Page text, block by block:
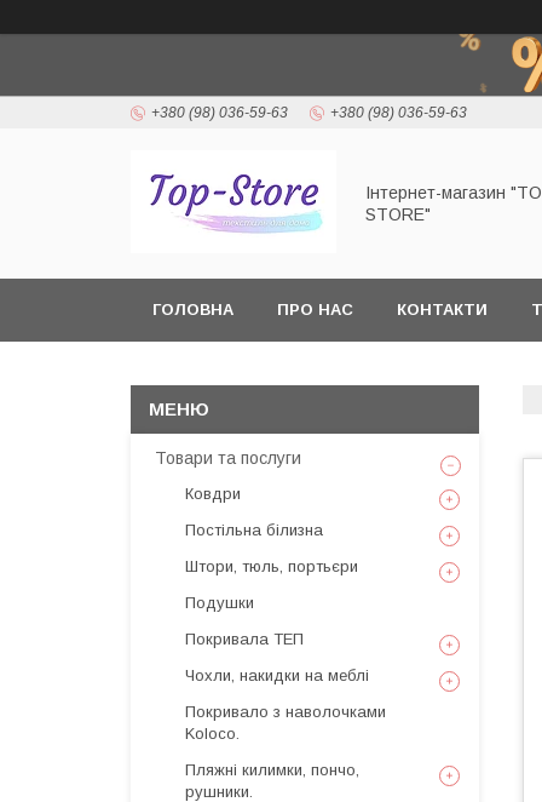
+380 (98) 036-59-63 +380 (98) 036-59-63
Інтернет-магазин
STORE"
ГОЛОВНА ПРО НАС КОНТАКТИ
Товари та послуги
Ковдри
Постільна білизна
Штори, тюль, портьєри
Подушки
Покривала ТЕП
Чохли, накидки на меблі
Покривало з наволочками
Koloco.
Пляжні килимки, пончо,
рушники.